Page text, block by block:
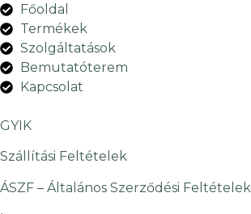
Főoldal
Termékek
Szolgáltatások
Bemutatóterem
Kapcsolat
GYIK
Szállítási Feltételek
ÁSZF – Általános Szerződési Feltételek